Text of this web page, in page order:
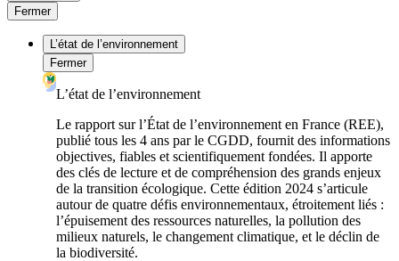
Fermer
L’état de l’environnement
Fermer
L’état de l’environnement
Le rapport sur l’État de l’environnement en France (REE),
publié tous les 4 ans par le CGDD, fournit des informations
objectives, fiables et scientifiquement fondées. Il apporte
des clés de lecture et de compréhension des grands enjeux
de la transition écologique. Cette édition 2024 s’articule
autour de quatre défis environnementaux, étroitement liés :
l’épuisement des ressources naturelles, la pollution des
milieux naturels, le changement climatique, et le déclin de
la biodiversité.